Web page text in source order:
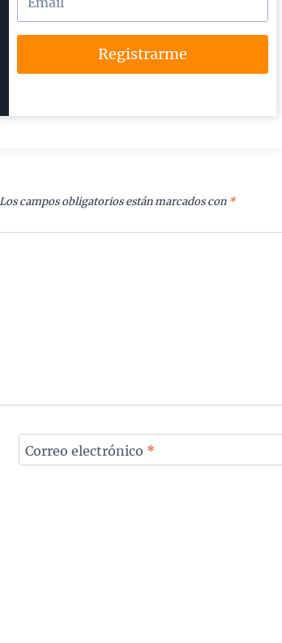
Registrarme
Los campos obligatorios están marcados con *
Correo electrónico *